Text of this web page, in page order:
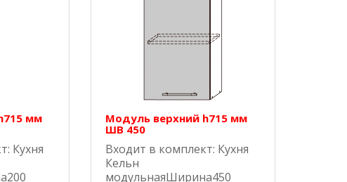
мм
Кухня
Модуль верхний h715 мм
ШВ 450
Входит в комплект: Кухня
Кельн
модульнаяШирина450